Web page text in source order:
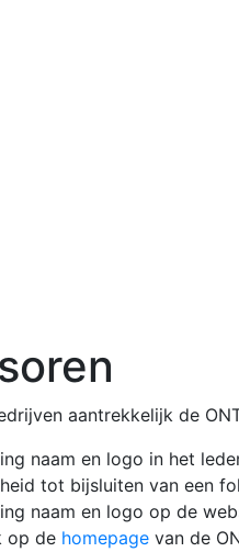
aantrekkelijk de
naam en logo in het
tot bijsluiten van een
naam en logo op de
op de homepage van de